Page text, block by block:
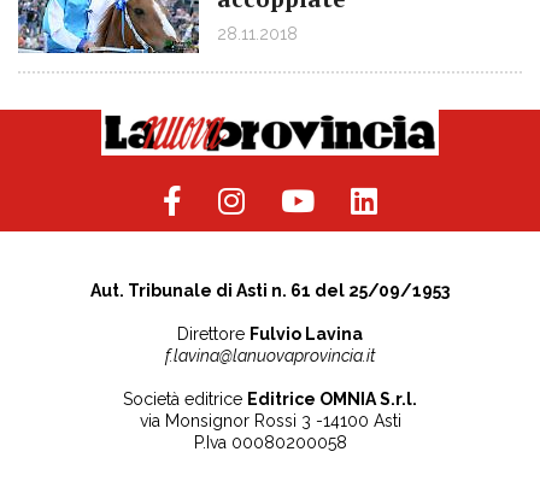
28.11.2018
Aut. Tribunale di Asti n. 61 del 25/09/1953
Direttore Fulvio Lavina
f.lavina@lanuovaprovincia.it
Società editrice Editrice OMNIA S.r.l.
via Monsignor Rossi 3 -14100 Asti
P.Iva 00080200058